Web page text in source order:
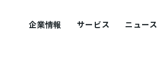
企業情報 サービス ニュース